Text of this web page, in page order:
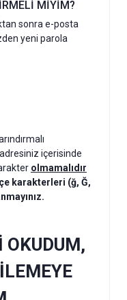
MİYİM?
sonra e-posta
yeni parola
adresiniz içerisinde
olmamalıdır
karakterleri (ğ, Ğ,
OKUDUM,